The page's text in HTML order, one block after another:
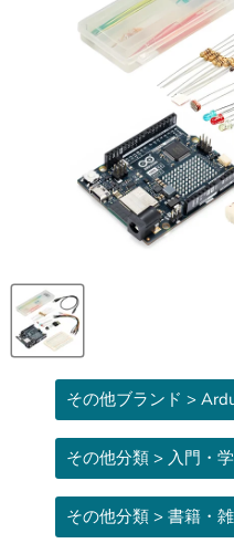
その他ブランド >
その他分類 > 入門・
その他分類 > 書籍・